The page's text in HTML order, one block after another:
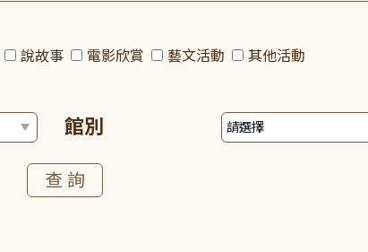
說故事 電影欣賞 藝文活動 其他活動
館別